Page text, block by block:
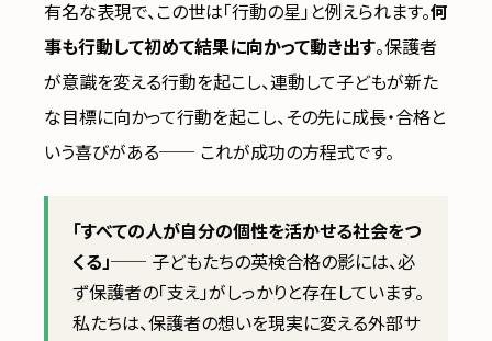
有名な表現で、この世は「行動の星」と例えられます。何
事も行動して初めて結果に向かって動き出す。保護者
が意識を変える行動を起こし、連動して子どもが新た
な目標に向かって行動を起こし、その先に成長・合格と
いう喜びがある── これが成功の方程式です。
「すべての人が自分の個性を活かせる社会をつ
くる」── 子どもたちの英検合格の影には、必
ず保護者の「支え」がしっかりと存在しています。
私たちは、保護者の想いを現実に変える外部サ